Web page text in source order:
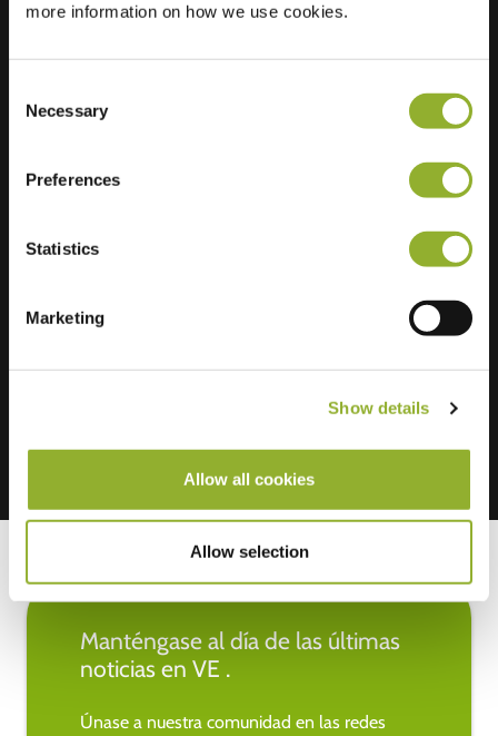
more information on how we use cookies.
Selection
Necessary
Preferences
Statistics
Marketing
Show details
Allow all cookies
Allow selection
Ultra-Fast
4 of 4 available
Manténgase al día de las últimas
noticias en VE .
Únase a nuestra comunidad en las redes